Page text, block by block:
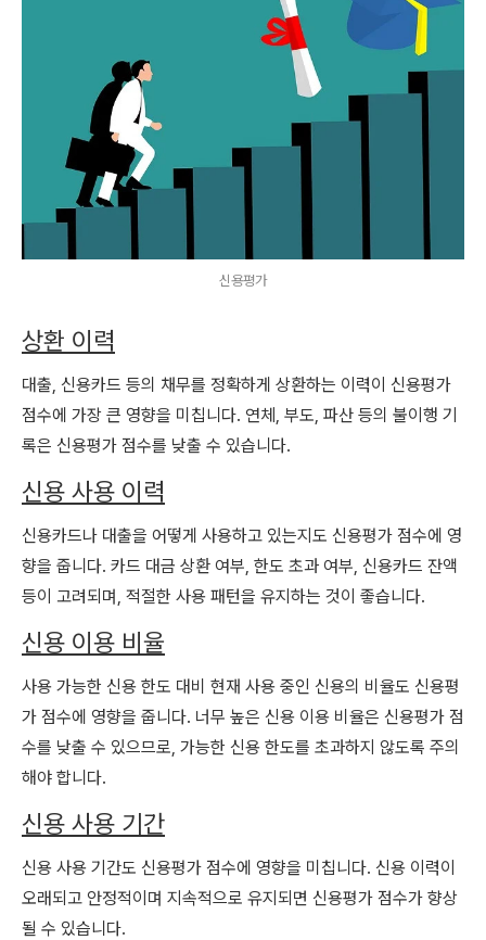
신용평가
상환 이력
대출, 신용카드 등의 채무를 정확하게 상환하는 이력이 신용평가
점수에 가장 큰 영향을 미칩니다. 연체, 부도, 파산 등의 불이행 기
록은 신용평가 점수를 낮출 수 있습니다.
신용 사용 이력
신용카드나 대출을 어떻게 사용하고 있는지도 신용평가 점수에 영
향을 줍니다. 카드 대금 상환 여부, 한도 초과 여부, 신용카드 잔액
등이 고려되며, 적절한 사용 패턴을 유지하는 것이 좋습니다.
신용 이용 비율
사용 가능한 신용 한도 대비 현재 사용 중인 신용의 비율도 신용평
가 점수에 영향을 줍니다. 너무 높은 신용 이용 비율은 신용평가 점
수를 낮출 수 있으므로, 가능한 신용 한도를 초과하지 않도록 주의
해야 합니다.
신용 사용 기간
신용 사용 기간도 신용평가 점수에 영향을 미칩니다. 신용 이력이
오래되고 안정적이며 지속적으로 유지되면 신용평가 점수가 향상
될 수 있습니다.